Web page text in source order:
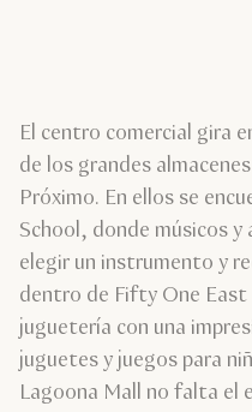
El centro comercial gira
de los grandes
Próximo. En ellos se
School, donde músicos y
elegir un instrumento y
dentro de Fifty One East
juguetería con una
juguetes y juegos para
Lagoona Mall no falta el